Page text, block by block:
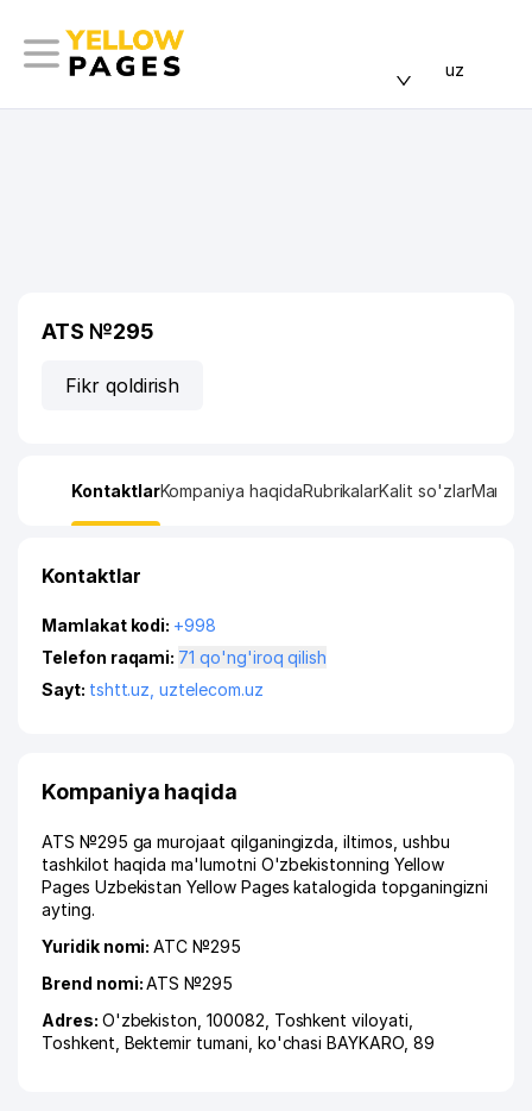
uz
ATS №295
Fikr qoldirish
KontaktlarKompaniya haqidaRubrikalarKalit so'zlarManzil
Kontaktlar
Mamlakat kodi: +998
Telefon raqami:
71 qo'ng'iroq qilish
Sayt: tshtt.uz ,uztelecom.uz
Kompaniya haqida
ATS №295 ga murojaat qilganingizda, iltimos, ushbu
tashkilot haqida ma'lumotni O'zbekistonning Yellow
Pages Uzbekistan Yellow Pages katalogida topganingizni
ayting.
Yuridik nomi:АТС №295
Brend nomi:ATS №295
Adres: O'zbekiston, 100082, Toshkent viloyati
Toshkent Bektemir tumani ko'chasi BAYKARO, 89